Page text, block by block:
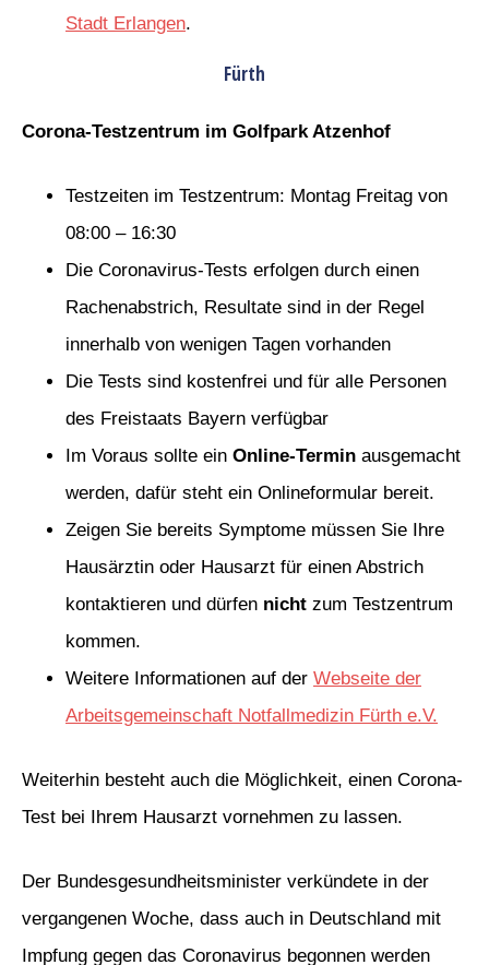
Stadt Erlangen.
Fürth
Corona-Testzentrum im Golfpark Atzenhof
Testzeiten im Testzentrum: Montag Freitag von
08:00 – 16:30
Die Coronavirus-Tests erfolgen durch einen
Rachenabstrich, Resultate sind in der Regel
innerhalb von wenigen Tagen vorhanden
Die Tests sind kostenfrei und für alle Personen
des Freistaats Bayern verfügbar
Im Voraus sollte ein Online-Termin ausgemacht
werden, dafür steht ein Onlineformular bereit.
Zeigen Sie bereits Symptome müssen Sie Ihre
Hausärztin oder Hausarzt für einen Abstrich
kontaktieren und dürfen nicht zum Testzentrum
kommen.
Weitere Informationen auf der Webseite der
Arbeitsgemeinschaft Notfallmedizin Fürth e.V.
Weiterhin besteht auch die Möglichkeit, einen Corona-
Test bei Ihrem Hausarzt vornehmen zu lassen.
Der Bundesgesundheitsminister verkündete in der
vergangenen Woche, dass auch in Deutschland mit
Impfung gegen das Coronavirus begonnen werden